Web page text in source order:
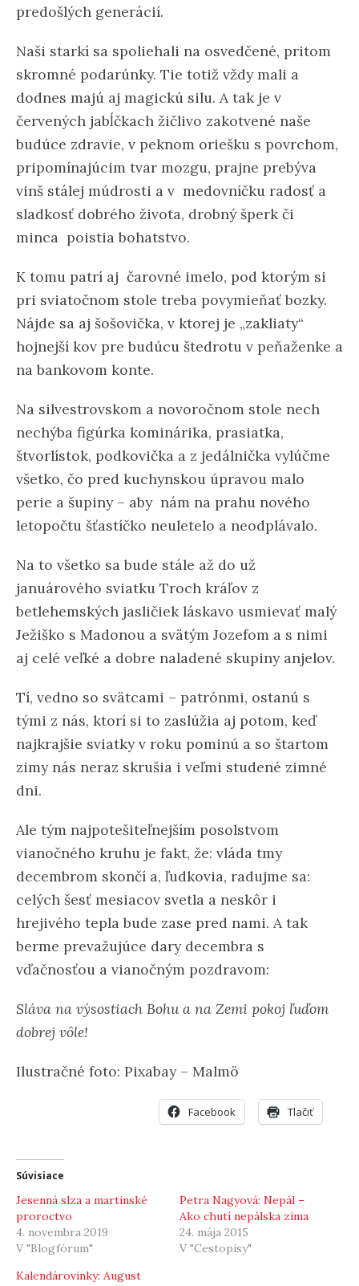
predošlých generácií.
Naši starkí sa spoliehali na osvedčené, pritom
skromné podarúnky. Tie totiž vždy mali a
dodnes majú aj magickú silu. A tak je v
červených jabĺčkach žičlivo zakotvené naše
budúce zdravie, v peknom oriešku s povrchom,
pripomínajúcim tvar mozgu, prajne prebýva
vinš stálej múdrosti a v medovníčku radosť a
sladkosť dobrého života, drobný šperk či
minca poistia bohatstvo.
K tomu patrí aj čarovné imelo, pod ktorým si
pri sviatočnom stole treba povymieňať bozky.
Nájde sa aj šošovička, v ktorej je „zakliaty“
hojnejší kov pre budúcu štedrotu v peňaženke a
na bankovom konte.
Na silvestrovskom a novoročnom stole nech
nechýba figúrka kominárika, prasiatka,
štvorlístok, podkovička a z jedálnička vylúčme
všetko, čo pred kuchynskou úpravou malo
perie a šupiny – aby nám na prahu nového
letopočtu šťastíčko neuletelo a neodplávalo.
Na to všetko sa bude stále až do už
januárového sviatku Troch kráľov z
betlehemských jasličiek láskavo usmievať malý
Ježiško s Madonou a svätým Jozefom a s nimi
aj celé veľké a dobre naladené skupiny anjelov.
Tí, vedno so svätcami – patrónmi, ostanú s
tými z nás, ktorí si to zaslúžia aj potom, keď
najkrajšie sviatky v roku pominú a so štartom
zimy nás neraz skrušia i veľmi studené zimné
dni.
Ale tým najpotešiteľnejším posolstvom
vianočného kruhu je fakt, že: vláda tmy
decembrom skončí a, ľudkovia, radujme sa:
celých šesť mesiacov svetla a neskôr i
hrejivého tepla bude zase pred nami. A tak
berme prevažujúce dary decembra s
vďačnosťou a vianočným pozdravom:
Sláva na výsostiach Bohu a na Zemi pokoj ľuďom
dobrej vôle!
Ilustračné foto: Pixabay – Malmö
Facebook Tlačiť
Súvisiace
Jesenná slza a martinské
proroctvo
4. novembra 2019
V "Blogfórum"
Petra Nagyová: Nepál –
Ako chutí nepálska zima
24. mája 2015
V "Cestopisy"
Kalendárovinky: August